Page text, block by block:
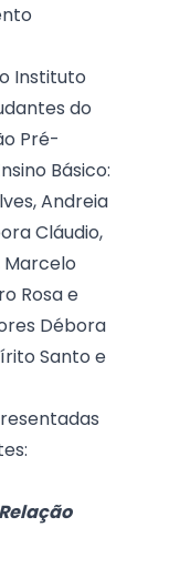
Instituto
do
Pré-
Básico:
Andreia
Cláudio,
Marcelo
Rosa e
Débora
Santo e